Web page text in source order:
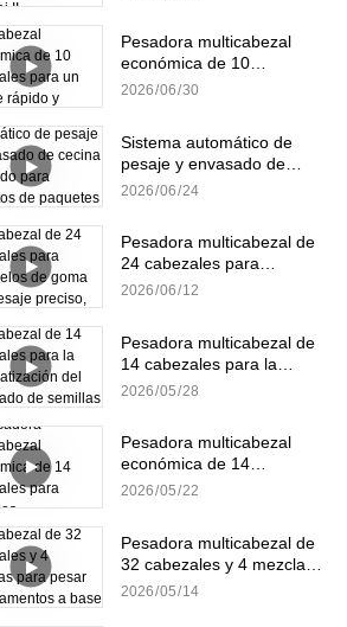
Pesadora multicabezal
económica de 10
cabezales para un pesaje
2026 06 30
Sistema automático de
pesaje y envasado de
cecina de cerdo para
2026 06 24
Pesadora multicabezal de
24 cabezales para
caramelos de goma QQ:
2026 06 12
Pesadora multicabezal de
14 cabezales para la
automatización del
2026 05 28
Pesadora multicabezal
económica de 14
cabezales para gránulos
2026 05 22
Pesadora multicabezal de
32 cabezales y 4 mezclas
para pesar medicamentos
2026 05 14